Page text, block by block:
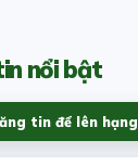
nổi bật
tin để lên hạng